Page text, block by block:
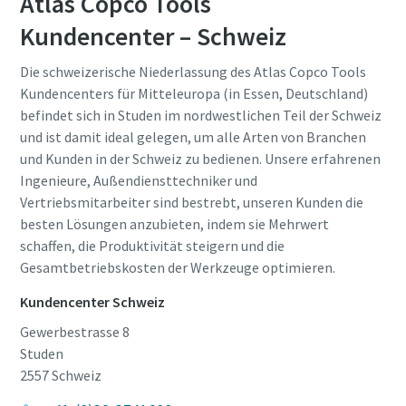
Kundencenter – Schweiz
Die schweizerische Niederlassung des Atlas Copco Tools
Kundencenters für Mitteleuropa (in Essen, Deutschland)
befindet sich in Studen im nordwestlichen Teil der Schweiz
und ist damit ideal gelegen, um alle Arten von Branchen
und Kunden in der Schweiz zu bedienen. Unsere erfahrenen
Ingenieure, Außendiensttechniker und
Vertriebsmitarbeiter sind bestrebt, unseren Kunden die
besten Lösungen anzubieten, indem sie Mehrwert
schaffen, die Produktivität steigern und die
Gesamtbetriebskosten der Werkzeuge optimieren.
Kundencenter Schweiz
Gewerbestrasse 8
Studen
2557Schweiz
Persönliche Angaben
Vorname
Nachname
E-Mail
Telefon
Weitere Informationen
Firma
Persönliche Angaben
Vorname
Nachname
E-Mail
Telefon
Weitere Informationen
Firma